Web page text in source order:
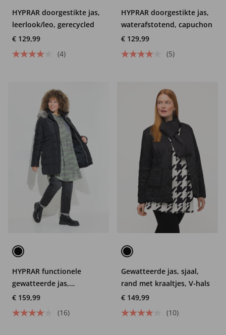
HYPRAR doorgestikte jas,
leerlook/leo, gerecycled
€ 129,99
(4)
HYPRAR doorgestikte jas,
waterafstotend, capuchon
€ 129,99
(5)
HYPRAR functionele
gewatteerde jas,
waterafstotend,capuchon
€ 159,99
(16)
Gewatteerde jas, sjaal,
rand met kraaltjes, V-hals
€ 149,99
(10)